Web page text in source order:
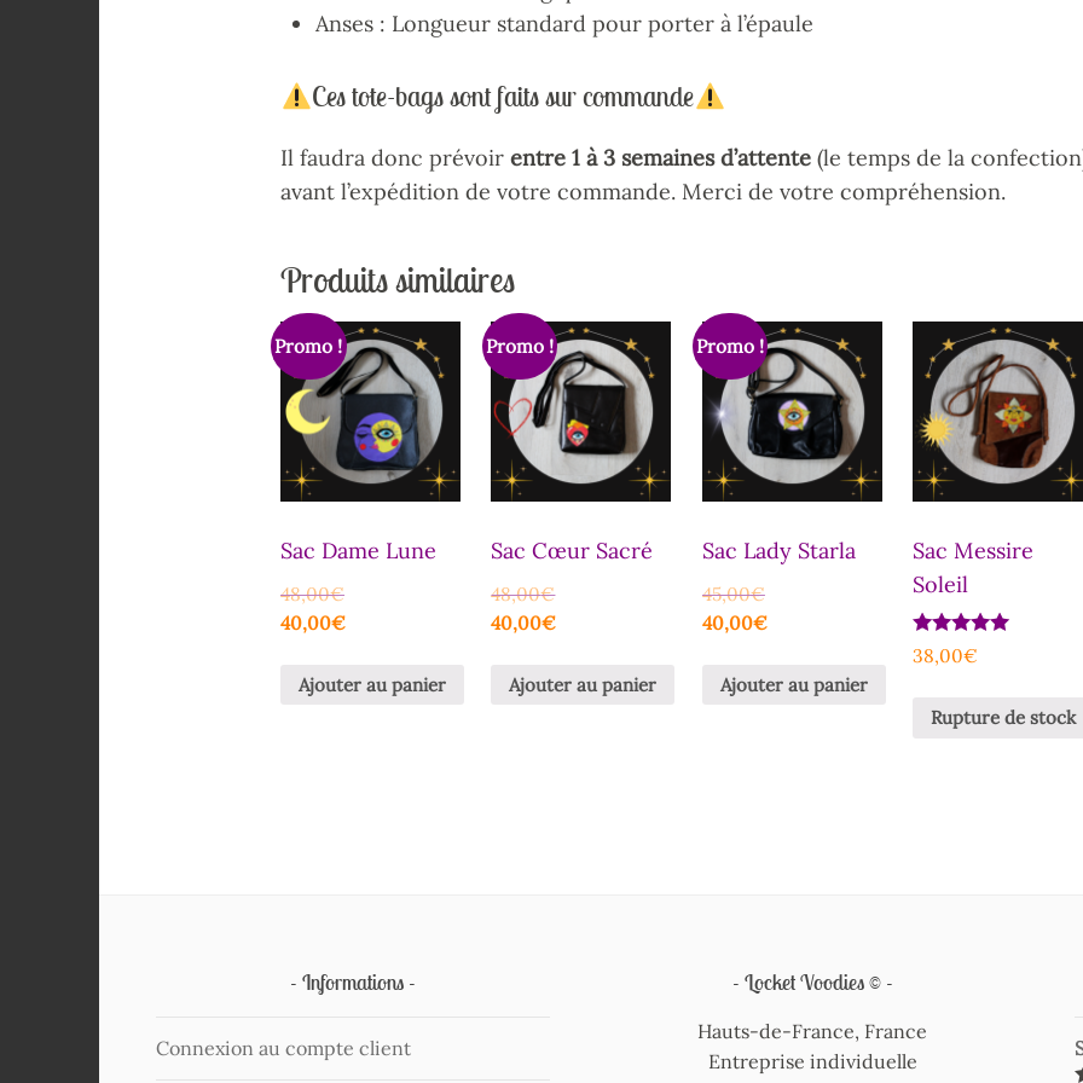
Anses : Longueur standard pour porter à l’épaule
Ces tote-bags sont faits sur commande
Il faudra donc prévoir entre 1 à 3 semaines d’attente (le temps de la
avant l’expédition de votre commande. Merci de votre compréhension.
Produits similaires
Promo !
Sac Dame Lune
48,00€
40,00€
Ajouter au panier
Promo !
Sac Cœur Sacré
48,00€
40,00€
Ajouter au panier
Promo !
Sac Lady Starla
45,00€
40,00€
Ajouter au panier
Sac Messire
Soleil
Note
5.00
38,00€
Rupture de stock
Informations
Connexion au compte client
Locket Voodies ©
Hauts-de-France, France
Entreprise individuelle